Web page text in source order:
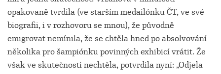
opakovaně tvrdila (ve starším medailónku ČT, ve své
biografii, i v rozhovoru se mnou), že původně
emigrovat nemínila, že se chtěla hned po absolvování
několika pro šampiónku povinných exhibicí vrátit. Že
však ve skutečnosti nechtěla, potvrdila nyní: „Odjela